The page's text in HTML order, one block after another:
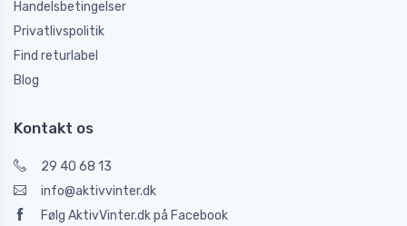
Handelsbetingelser
Privatlivspolitik
Find returlabel
Blog
Kontakt os
29 40 68 13
info@aktivvinter.dk
Følg AktivVinter.dk på Facebook